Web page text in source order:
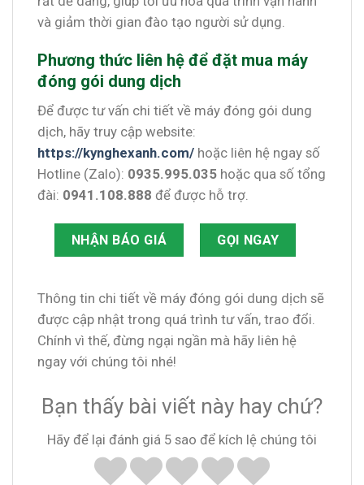
và giảm thời gian đào tạo người sử dụng.
Phương thức liên hệ để đặt mua máy
đóng gói dung dịch
Để được tư vấn chi tiết về máy đóng gói dung
dịch, hãy truy cập website:
https://kynghexanh.com/ hoặc liên hệ ngay số
Hotline (Zalo): 0935.995.035 hoặc qua số tổng
đài: 0941.108.888 để được hỗ trợ.
NHẬN BÁO GIÁ GỌI NGAY
Thông tin chi tiết về máy đóng gói dung dịch sẽ
được cập nhật trong quá trình tư vấn, trao đổi.
Chính vì thế, đừng ngại ngần mà hãy liên hệ
ngay với chúng tôi nhé!
Bạn thấy bài viết này hay chứ?
Hãy để lại đánh giá 5 sao để kích lệ chúng tôi